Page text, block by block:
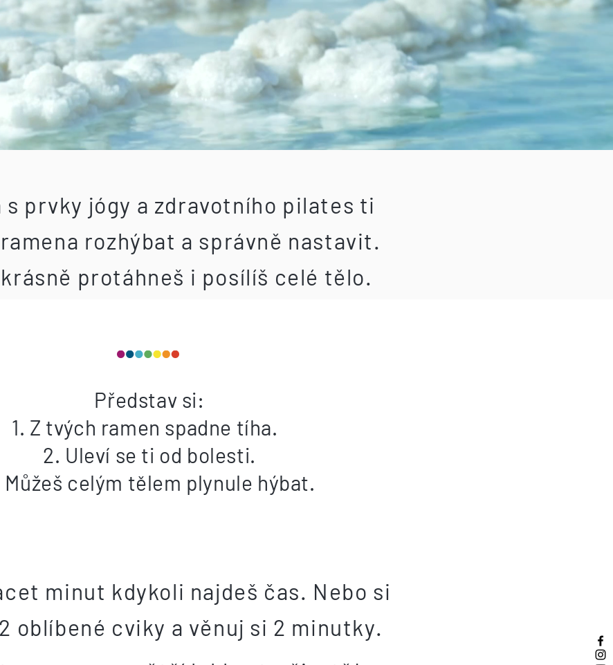
s prvky jógy a zdravotního pilates ti
rozhýbat a správně nastavit.
protáhneš i posílíš celé tělo.
Představ si:
1. Z tvých ramen spadne tíha.
2. Uleví se ti od bolesti.
Můžeš celým tělem plynule hýbat.
minut kdykoli najdeš čas. Nebo si
oblíbené cviky a věnuj si 2 minutky.